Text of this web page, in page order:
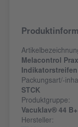
Melacontrol
Indikatorstreifen
Packungsart/-
STCK
Produktgruppe:
Vacuklav® 44 B+
Hersteller: